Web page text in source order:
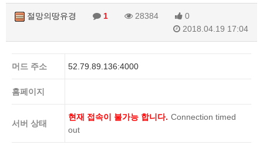
절망의땅유경 1 28384
0
2018.04.19 17:04
머드 주소 52.79.89.136:4000
홈페이지
서버 상태
현재 접속이 불가능 합니다. Connection timed
out